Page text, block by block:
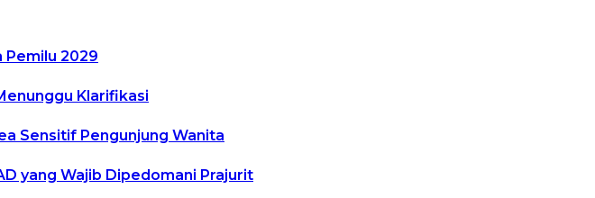
Pemilu 2029
Klarifikasi
Sensitif Pengunjung Wanita
yang Wajib Dipedomani Prajurit